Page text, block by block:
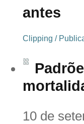
antes
Clipping /
10 de